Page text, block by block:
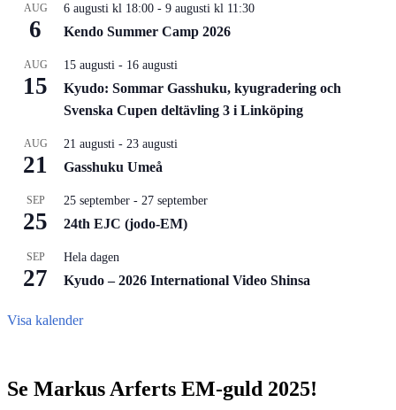
AUG
6
6 augusti kl 18:00 - 9 augusti kl 11:30
Kendo Summer Camp 2026
AUG
15
15 augusti - 16 augusti
Kyudo: Sommar Gasshuku, kyugradering och
Svenska Cupen deltävling 3 i Linköping
AUG
21
21 augusti - 23 augusti
Gasshuku Umeå
SEP
25
25 september - 27 september
24th EJC (jodo-EM)
SEP
27
Hela dagen
Kyudo – 2026 International Video Shinsa
Visa kalender
Se Markus Arferts EM-guld 2025!